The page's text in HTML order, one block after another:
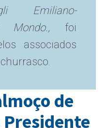
Emiliano-
Mondo., foi
associados
de
Presidente